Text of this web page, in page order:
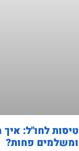
טיסות לחו"ל: איך
ומשלמים פחות?